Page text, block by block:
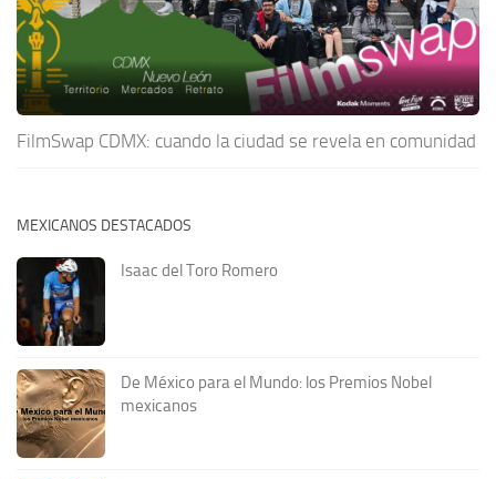
FilmSwap CDMX: cuando la ciudad se revela en comunidad
MEXICANOS DESTACADOS
Isaac del Toro Romero
De México para el Mundo: los Premios Nobel
mexicanos